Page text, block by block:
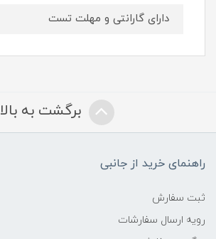
دارای گارانتی و مهلت تست
برگشت به بالا
راهنمای خرید از جانبی
ثبت سفارش
رویه ارسال سفارشات